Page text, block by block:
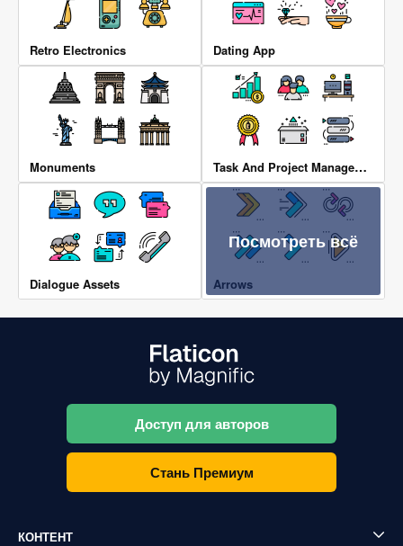
Retro Electronics Dating App
Monuments Task And Project Management
Dialogue Assets
Посмотреть всё
Arrows
Доступ для авторов
Стань Премиум
КОНТЕНТ